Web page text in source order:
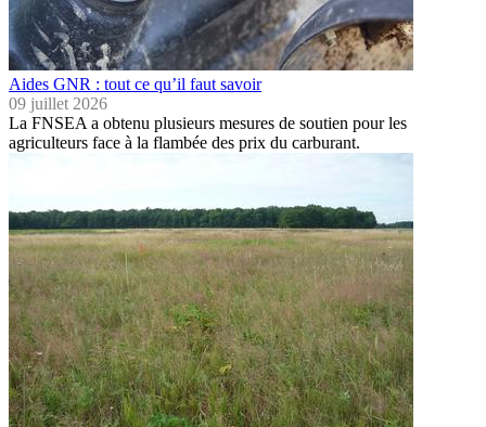
Aides GNR : tout ce qu’il faut savoir
09 juillet 2026
La FNSEA a obtenu plusieurs mesures de soutien pour les
agriculteurs face à la flambée des prix du carburant.